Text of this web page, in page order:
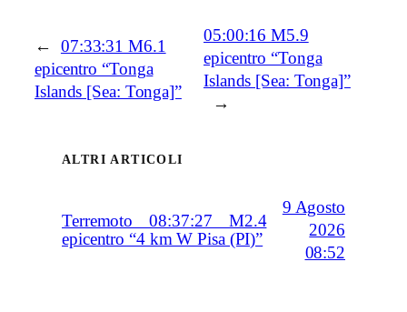
←
07:33:31 M6.1
epicentro “Tonga
Islands [Sea: Tonga]”
05:00:16 M5.9
epicentro “Tonga
Islands [Sea: Tonga]”
→
ALTRI ARTICOLI
Terremoto 08:37:27 M2.4
epicentro “4 km W Pisa (PI)”
9 Agosto
2026
08:52